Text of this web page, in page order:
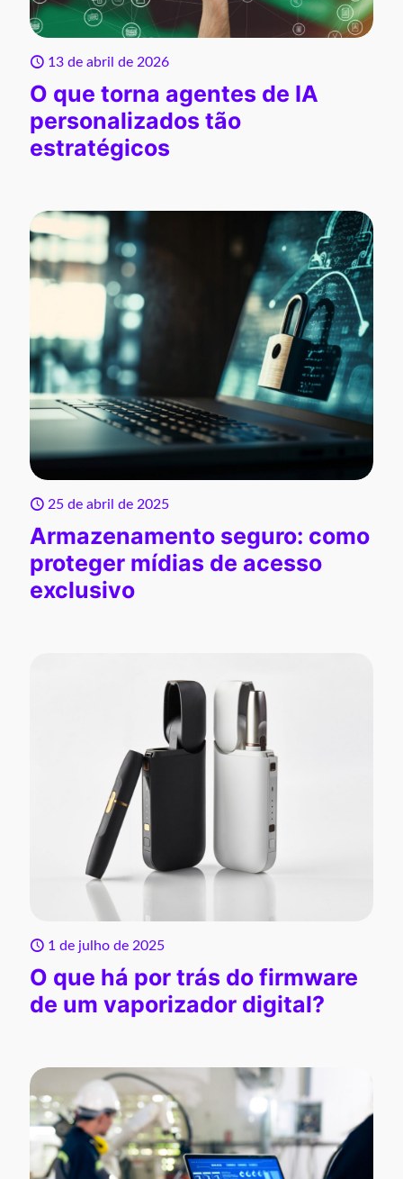
13 de abril de 2026
O que torna agentes de IA
personalizados tão
estratégicos
25 de abril de 2025
Armazenamento seguro: como
proteger mídias de acesso
exclusivo
1 de julho de 2025
O que há por trás do firmware
de um vaporizador digital?